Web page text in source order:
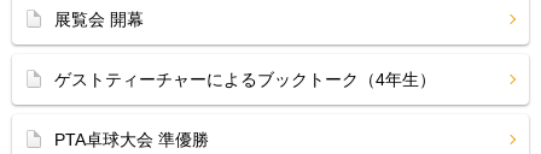
展覧会 開幕
ゲストティーチャーによるブックトーク（4年生）
PTA卓球大会 準優勝